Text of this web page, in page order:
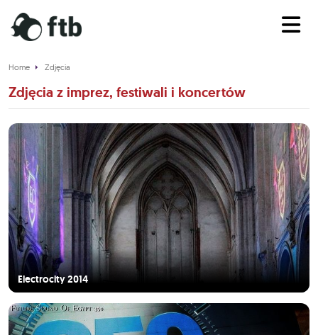
Home Zdjęcia
Zdjęcia z imprez, festiwali i koncertów
Electrocity 2014